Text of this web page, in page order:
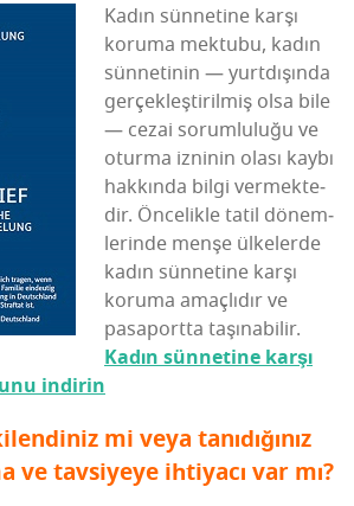
Kadın sün­ne­ti­ne kar­şı
koru­ma mek­tu­bu, kadın
sün­ne­ti­nin — yurt­dı­şın­da
ger­çek­leş­ti­ril­miş olsa bile
— cezai sorum­lu­lu­ğu ve
otur­ma izni­nin ola­sı kay­bı
hak­kın­da bil­gi ver­mek­te­
dir. Önce­lik­le tatil dönem­
le­rin­de men­şe ülke­ler­de
kadın sün­ne­ti­ne kar­şı
koru­ma amaç­lı­dır ve
pasa­port­ta taşınabilir.
Kadın sün­ne­ti­ne kar­şı
indirin
mi veya tanı­dı­ğı­nız
ve tav­si­ye­ye ihti­ya­cı var mı?